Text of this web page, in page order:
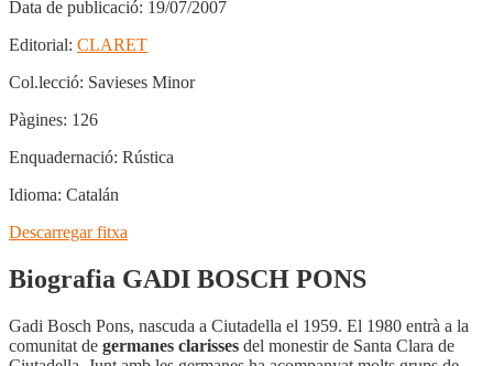
Data de publicació: 19/07/2007
Editorial: CLARET
Col.lecció: Savieses Minor
Pàgines: 126
Enquadernació: Rústica
Idioma: Catalán
Descarregar fitxa
Biografia GADI BOSCH PONS
Gadi Bosch Pons, nascuda a Ciutadella el 1959. El 1980 entrà a la
comunitat de germanes clarisses del monestir de Santa Clara de